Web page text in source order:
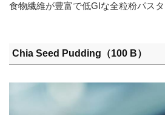
食物繊維が豊富で低GIな全粒粉パス
Chia Seed Pudding（100 B）